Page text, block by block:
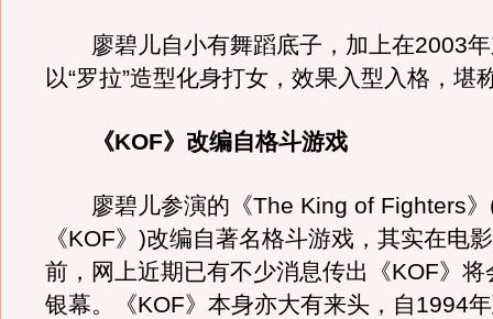
廖碧儿自小有舞蹈底子，加上在2003年
以“罗拉”造型化身打女，效果入型入格，堪
《KOF》改编自格斗游戏
廖碧儿参演的《The King of Fighters》
《KOF》)改编自著名格斗游戏，其实在电
前，网上近期已有不少消息传出《KOF》将
银幕。《KOF》本身亦大有来头，自1994